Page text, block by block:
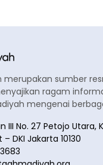
merupakan sumber
ragam
mengenai
III No. 27 Petojo
DKI Jakarta 10130